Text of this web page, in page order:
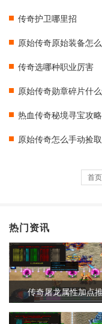
传奇护卫哪里招
原始传奇原始装备怎
传奇选哪种职业厉害
原始传奇勋章碎片什
热血传奇秘境寻宝攻略
原始传奇怎么手动捡取
首页
热门资讯
传奇屠龙属性加点